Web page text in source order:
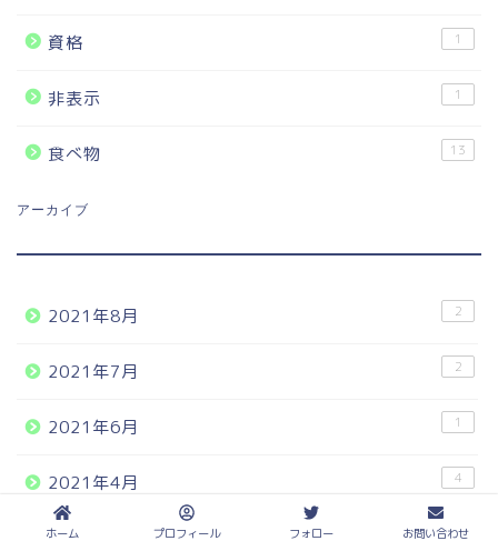
資格 1
非表示 1
食べ物 13
アーカイブ
2021年8月 2
2021年7月 2
2021年6月 1
2021年4月 4
2021年3月 5
ホーム プロフィール フォロー お問い合わせ